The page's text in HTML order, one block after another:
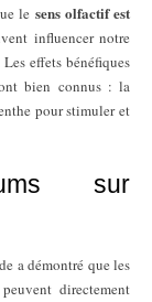
le sens olfactif est
influencer notre
effets bénéfiques
bien connus : la
pour stimuler et
sur
a démontré que les
directement